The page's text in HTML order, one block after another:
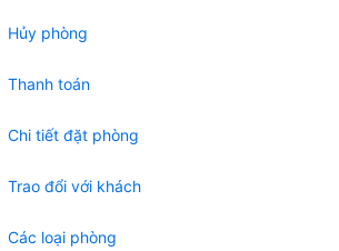
Hủy phòng
Thanh toán
Chi tiết đặt phòng
Trao đổi với khách
Các loại phòng